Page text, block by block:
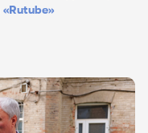
«Rutube»